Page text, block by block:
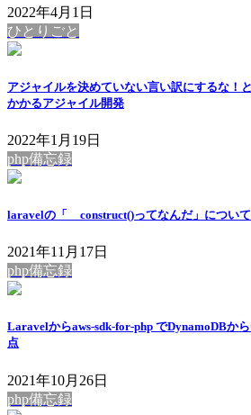
2022年4月1日
ひとりごと
アジャイルを決めていない言い訳にするな！
かかるアジャイル開発
2022年1月19日
php備忘録
laravelの「__construct()ってなんだ」について
2021年11月17日
php備忘録
Laravelからaws-sdk-for-php でDynamoDBか
点
2021年10月26日
php備忘録